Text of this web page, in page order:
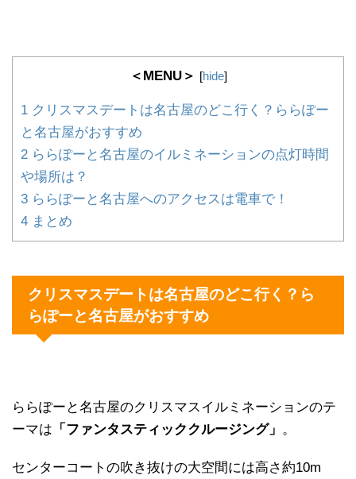
＜MENU＞ [hide]
1 クリスマスデートは名古屋のどこ行く？ららぽー
と名古屋がおすすめ
2 ららぽーと名古屋のイルミネーションの点灯時間
や場所は？
3 ららぽーと名古屋へのアクセスは電車で！
4 まとめ
クリスマスデートは名古屋のどこ行く？ら
らぽーと名古屋がおすすめ
ららぽーと名古屋のクリスマスイルミネーションのテ
ーマは 「ファンタスティッククルージング」 。
センターコートの吹き抜けの大空間には高さ約10m